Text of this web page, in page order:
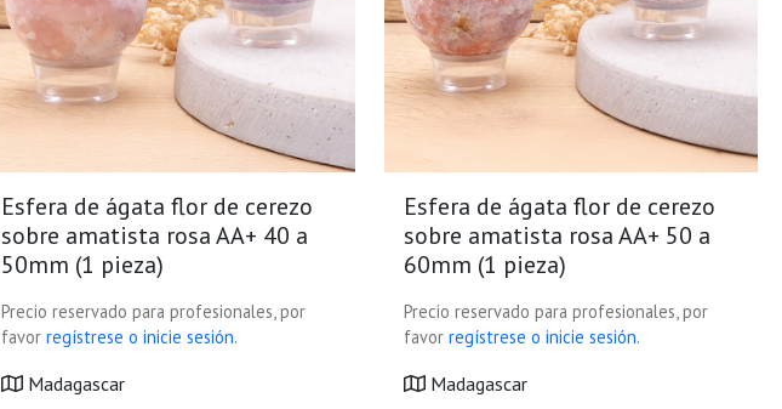
Esfera de ágata flor de cerezo
sobre amatista rosa AA+ 40 a
50mm (1 pieza)
Precio reservado para profesionales, por
favor regístrese o inicie sesión.
Madagascar
Esfera de ágata flor de cerezo
sobre amatista rosa AA+ 50 a
60mm (1 pieza)
Precio reservado para profesionales, por
favor regístrese o inicie sesión.
Madagascar